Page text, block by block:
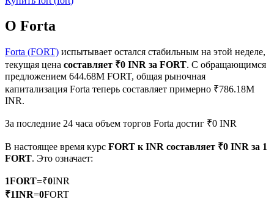
Фьючерсы на COIN-M
Криптовалютные фьючерсы
Деривативы на акции, форекс, драгоценные металлы и
О Forta
Forta (FORT) испытывает остался стабильным на этой неделе,
текущая цена составляет ₹0 INR за FORT. С обращающимся
предложением 644.68M FORT, общая рыночная
капитализация Forta теперь составляет примерно ₹786.18M
INR.
За последние 24 часа объем торгов Forta достиг ₹0 INR
В настоящее время курс FORT к INR составляет ₹0 INR за 1
FORT. Это означает:
1FORT=₹0INR
₹1INR=0FORT